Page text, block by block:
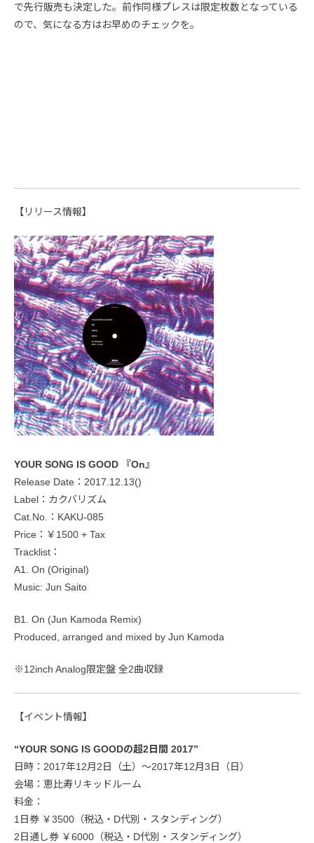
で先行販売も決定した。前作同様プレスは限定枚数となっている
ので、気になる方はお早めのチェックを。
【リリース情報】
YOUR SONG IS GOOD 『On』
Release Date：2017.12.13()
Label：カクバリズム
Cat.No.：KAKU-085
Price：￥1500 + Tax
Tracklist：
A1. On (Original)
Music: Jun Saito
B1. On (Jun Kamoda Remix)
Produced, arranged and mixed by Jun Kamoda
※12inch Analog限定盤 全2曲収録
【イベント情報】
“YOUR SONG IS GOODの超2日間 2017”
日時：2017年12月2日（土）〜2017年12月3日（日）
会場：恵比寿リキッドルーム
料金：
1日券 ￥3500（税込・D代別・スタンディング）
2日通し券 ￥6000（税込・D代別・スタンディング）